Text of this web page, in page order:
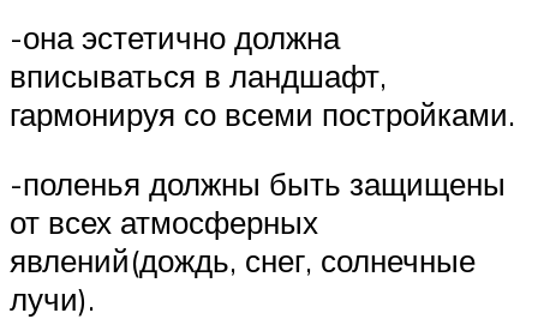
-она эстетично должна
вписываться в ландшафт,
гармонируя со всеми постройками.
-поленья должны быть защищены
от всех атмосферных
явлений(дождь, снег, солнечные
лучи).